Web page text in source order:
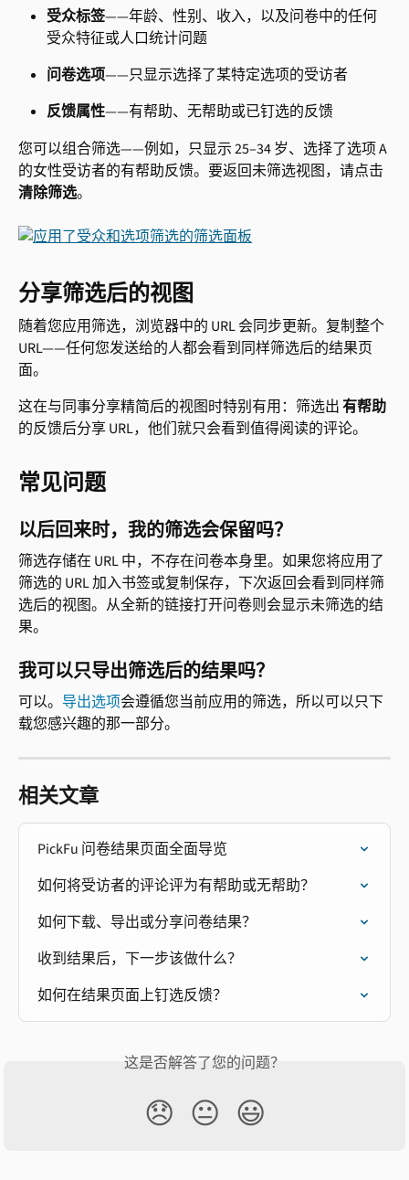
受众标签——年龄、性别、收入，以及问卷中的任何
受众特征或人口统计问题
问卷选项——只显示选择了某特定选项的受访者
反馈属性——有帮助、无帮助或已钉选的反馈
您可以组合筛选——例如，只显示 25–34 岁、选择了选项 A
的女性受访者的有帮助反馈。要返回未筛选视图，请点击
清除筛选。
分享筛选后的视图
随着您应用筛选，浏览器中的 URL 会同步更新。复制整个
URL——任何您发送给的人都会看到同样筛选后的结果页
面。
这在与同事分享精简后的视图时特别有用：筛选出 有帮助
的反馈后分享 URL，他们就只会看到值得阅读的评论。
常见问题
以后回来时，我的筛选会保留吗？
筛选存储在 URL 中，不存在问卷本身里。如果您将应用了
筛选的 URL 加入书签或复制保存，下次返回会看到同样筛
选后的视图。从全新的链接打开问卷则会显示未筛选的结
果。
我可以只导出筛选后的结果吗？
可以。 导出选项会遵循您当前应用的筛选，所以可以只下
载您感兴趣的那一部分。
相关文章
PickFu 问卷结果页面全面导览
如何将受访者的评论评为有帮助或无帮助？
如何下载、导出或分享问卷结果？
收到结果后，下一步该做什么？
如何在结果页面上钉选反馈？
这是否解答了您的问题？
😞 😐 😃